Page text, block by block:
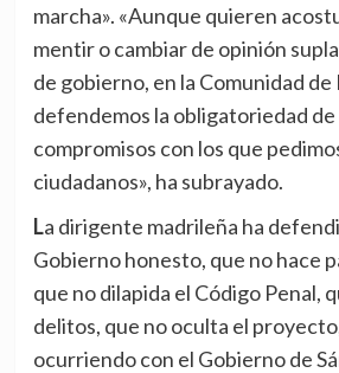
marcha». «Aunque quieren
mentir o cambiar de opinión
de gobierno, en la Comunidad
defendemos la obligatoriedad de
compromisos con los que
ciudadanos», ha subrayado.
La dirigente madrileña ha defendido que tiene «un
Gobierno honesto, que no hace
que no dilapida el Código Penal,
delitos, que no oculta el
ocurriendo con el Gobierno de